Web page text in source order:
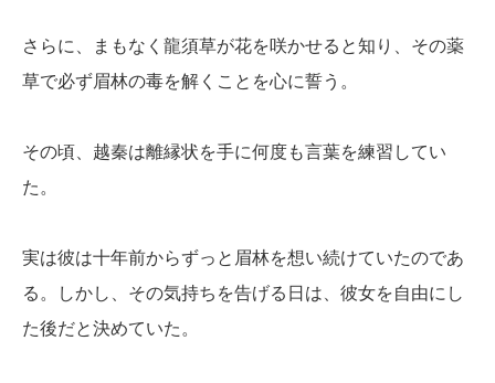
さらに、まもなく龍須草が花を咲かせると知り、その薬
草で必ず眉林の毒を解くことを心に誓う。
その頃、越秦は離縁状を手に何度も言葉を練習してい
た。
実は彼は十年前からずっと眉林を想い続けていたのであ
る。しかし、その気持ちを告げる日は、彼女を自由にし
た後だと決めていた。